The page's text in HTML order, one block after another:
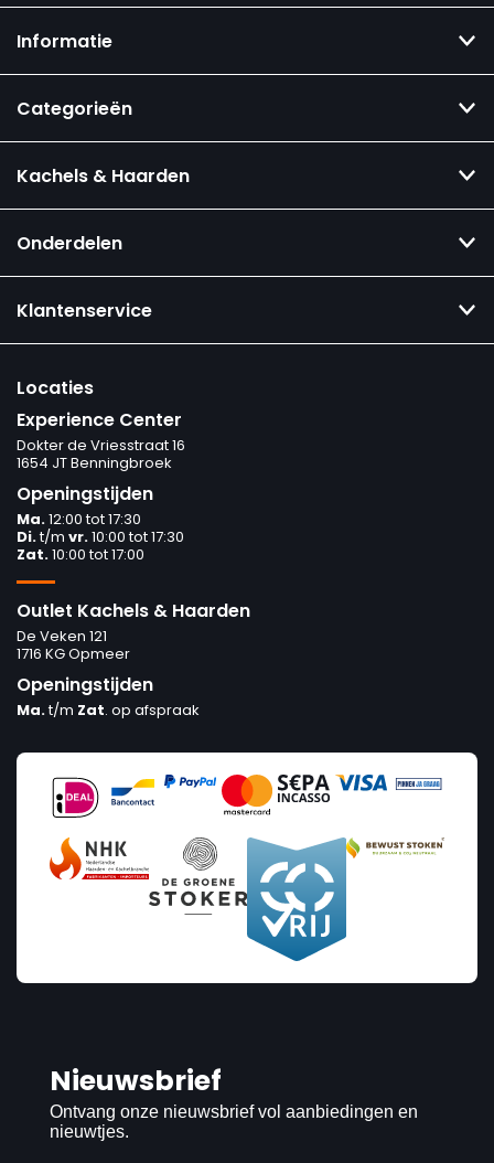
Informatie
Categorieën
Kachels & Haarden
Onderdelen
Klantenservice
Locaties
Experience Center
Dokter de Vriesstraat 16
1654 JT Benningbroek
Openingstijden
Ma.12:00 tot 17:30
Di.t/m vr.10:00 tot 17:30
Zat.10:00 tot 17:00
Outlet Kachels & Haarden
De Veken 121
1716 KG Opmeer
Openingstijden
Ma.t/m Zat. op afspraak
Nieuwsbrief
Ontvang onze nieuwsbrief vol aanbiedingen en
nieuwtjes.